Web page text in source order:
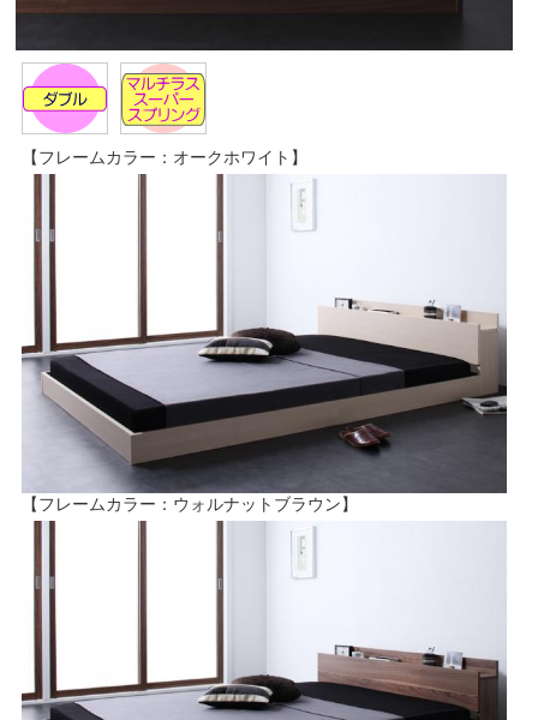
【フレームカラー：オークホワイト】
【フレームカラー：ウォルナットブラウン】